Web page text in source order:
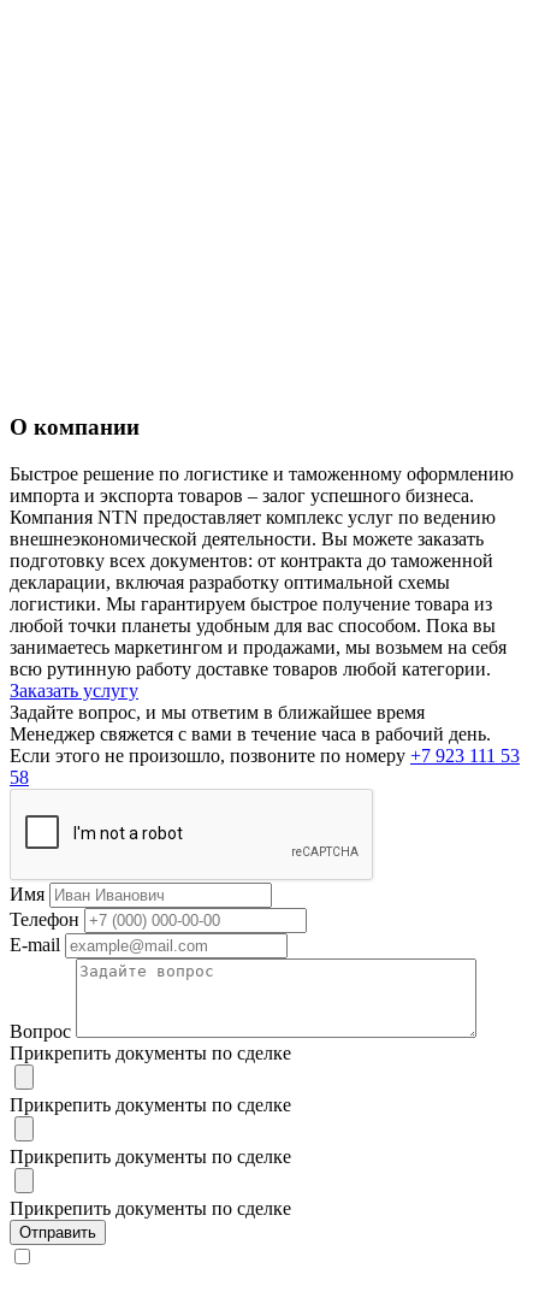
О компании
Быстрое решение по логистике и таможенному оформлению
импорта и экспорта товаров – залог успешного бизнеса.
Компания NTN предоставляет комплекс услуг по ведению
внешнеэкономической деятельности. Вы можете заказать
подготовку всех документов: от контракта до таможенной
декларации, включая разработку оптимальной схемы
логистики. Мы гарантируем быстрое получение товара из
любой точки планеты удобным для вас способом. Пока вы
занимаетесь маркетингом и продажами, мы возьмем на себя
всю рутинную работу доставке товаров любой категории.
Заказать услугу
Задайте вопрос, и мы ответим в ближайшее время
Менеджер свяжется с вами в течение часа в рабочий день.
Если этого не произошло, позвоните по номеру +7 923 111 53
58
Имя
Телефон
E-mail
Вопрос
Прикрепить документы по сделке
Прикрепить документы по сделке
Прикрепить документы по сделке
Прикрепить документы по сделке